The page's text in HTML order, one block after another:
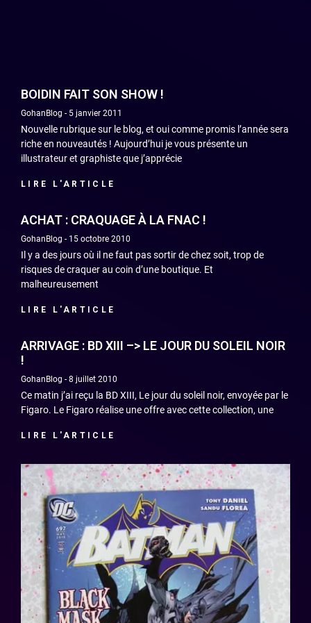
BOIDIN FAIT SON SHOW !
GohanBlog 5 janvier 2011
Nouvelle rubrique sur le blog, et oui comme promis l’année sera
riche en nouveautés ! Aujourd’hui je vous présente un
illustrateur et graphiste que j’apprécie
LIRE L'ARTICLE
ACHAT : CRAQUAGE À LA FNAC !
GohanBlog 15 octobre 2010
Il y a des jours où il ne faut pas sortir de chez soit, trop de
risques de craquer au coin d’une boutique. Et
malheureusement
LIRE L'ARTICLE
ARRIVAGE : BD XIII –> LE JOUR DU SOLEIL NOIR
!
GohanBlog 8 juillet 2010
Ce matin j’ai reçu la BD XIII, Le jour du soleil noir, envoyée par le
Figaro. Le Figaro réalise une offre avec cette collection, une
LIRE L'ARTICLE